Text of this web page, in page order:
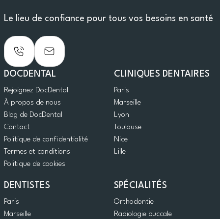
Le lieu de confiance pour tous vos besoins en santé
DOCDENTAL
Rejoignez DocDental
À propos de nous
Blog de DocDental
Contact
Politique de confidentialité
Termes et conditions
Politique de cookies
CLINIQUES DENTAIRES
Paris
Marseille
Lyon
Toulouse
Nice
Lille
DENTISTES
Paris
Marseille
SPÉCIALITÉS
Orthodontie
Radiologie buccale